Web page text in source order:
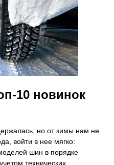
10 новинок
но от зимы нам не
войти в нее мягко:
шин в порядке
технических